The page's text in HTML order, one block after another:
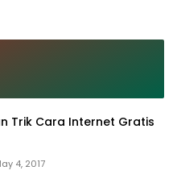
Trik Cara Internet Gratis
4, 2017